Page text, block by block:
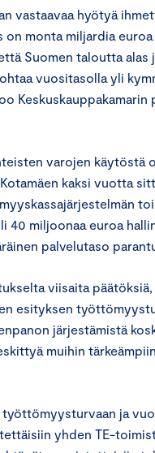
vastaavaa hyötyä
monta miljardia euroa
Suomen taloutta alas
vuositasolla yli
Keskuskauppakamarin
varojen käytöstä
kaksi vuotta
40 miljoonaa euroa
palvelutaso
viisaita
esityksen
järjestämistä
muihin
työttömyysturvaan ja
yhden TE-